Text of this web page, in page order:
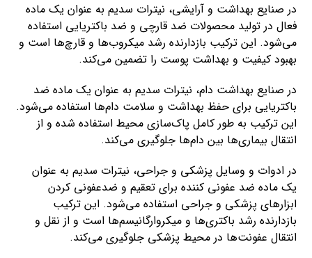
در صنایع بهداشت و آرایشی، نیترات سدیم به عنوان یک ماده
فعال در تولید محصولات ضد قارچی و ضد باکتریایی استفاده
می‌شود. این ترکیب بازدارنده رشد میکروب‌ها و قارچ‌ها است و
بهبود کیفیت و بهداشت پوست را تضمین می‌کند.
در صنایع بهداشت دام، نیترات سدیم به عنوان یک ماده ضد
باکتریایی برای حفظ بهداشت و سلامت دام‌ها استفاده می‌شود.
این ترکیب به طور کامل پاک‌سازی محیط استفاده شده و از
انتقال بیماری‌ها بین دام‌ها جلوگیری می‌کند.
در ادوات و وسایل پزشکی و جراحی، نیترات سدیم به عنوان
یک ماده ضد عفونی کننده برای تعقیم و ضدعفونی کردن
ابزارهای پزشکی و جراحی استفاده می‌شود. این ترکیب
بازدارنده رشد باکتری‌ها و میکروارگانیسم‌ها است و از نقل و
انتقال عفونت‌ها در محیط پزشکی جلوگیری می‌کند.